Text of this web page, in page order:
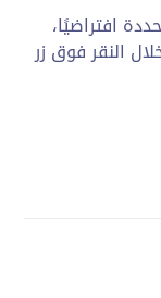
افتراضيًا،
النقر فوق زر